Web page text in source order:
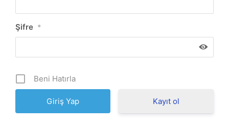
Şifre *
Beni Hatırla
Kayıt ol
⭐ Popüler
🏛️ Tarihi 🌿 Doğa